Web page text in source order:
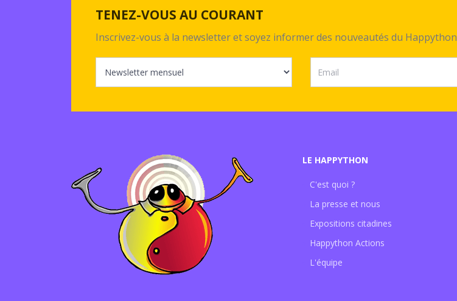
TENEZ-VOUS AU COURANT
Inscrivez-vous à la newsletter et soyez informer des nouveautés du Happython
LE HAPPYTHON
C'est quoi ?
La presse et nous
Expositions citadines
Happython Actions
L'équipe